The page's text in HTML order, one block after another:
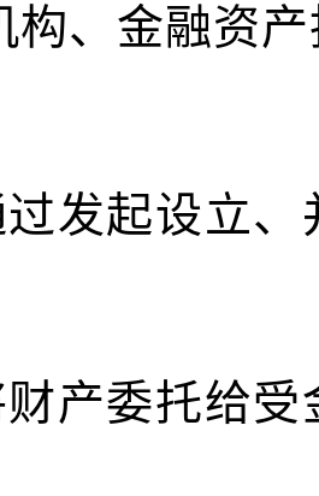
构、金融资
过发起设立
财产委托给